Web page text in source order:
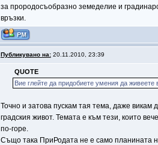
за прородосъобразно земеделие и
връзки.
Публикувано на:20.11.2010, 23:39
QUOTE
Вие глейте да придобиете умения да живеете
Точно и затова пускам тая тема, даже
градския живот. Темата е към тези, които
по-горе.
Също така ПриРодата не е само планината